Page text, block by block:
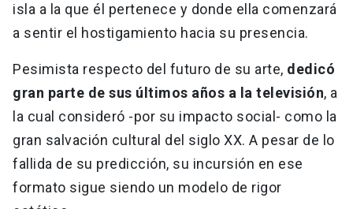
isla a la que él pertenece y donde ella comenzará
a sentir el hostigamiento hacia su presencia.
Pesimista respecto del futuro de su arte, dedicó
gran parte de sus últimos años a la televisión, a
la cual consideró -por su impacto social- como la
gran salvación cultural del siglo XX. A pesar de lo
fallida de su predicción, su incursión en ese
formato sigue siendo un modelo de rigor